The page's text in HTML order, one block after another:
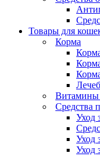
Товары для
Корма
Витамины
Средства
Уход
Уход
Уход